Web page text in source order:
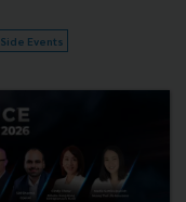
Side Events